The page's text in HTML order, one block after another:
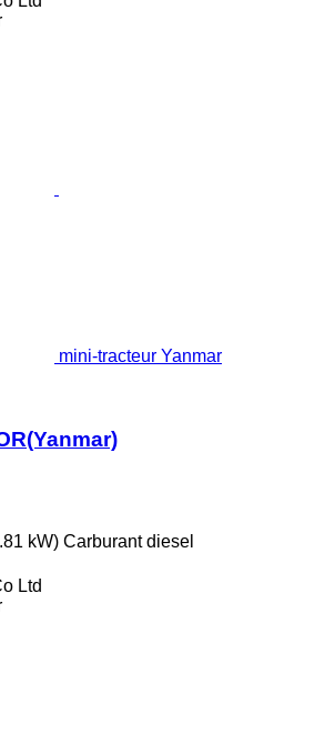
mini-tracteur Yanmar
kW) Carburant diesel
Ltd